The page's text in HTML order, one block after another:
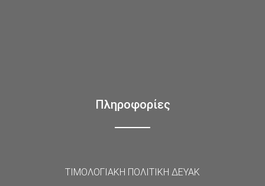
Πληροφορίες
ΤΙΜΟΛΟΓΙΑΚΗ ΠΟΛΙΤΙΚΗ ΔΕΥΑΚ